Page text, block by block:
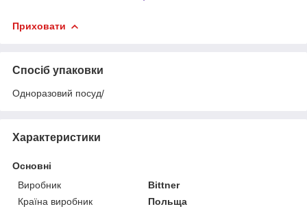
Приховати
Спосіб упаковки
Одноразовий посуд/
Характеристики
Основні
Виробник
Bittner
Країна виробник
Польща